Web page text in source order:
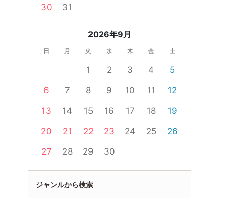
30
31
2026年9月
日 月 火 水 木 金 土
1 2 3 4
5
6
7 8 9 10 11
12
13
14 15 16 17 18
19
20
21 22 23 24 25
26
27
28 29 30
ジャンルから検索